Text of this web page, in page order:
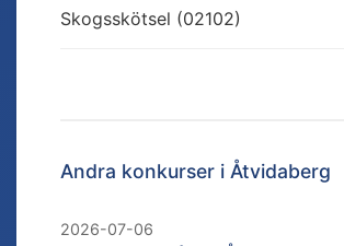
Skogsskötsel (02102)
Andra konkurser i Åtvidaberg
2026-07-06